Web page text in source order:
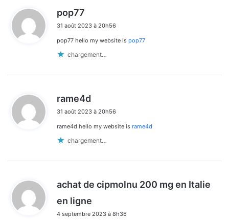
pop77
t
31 août 2023 à 20h56
pop77 hello my website is pop77
chargement…
rame4d
t
31 août 2023 à 20h56
rame4d hello my website is rame4d
chargement…
achat de cipmolnu 200 mg en Italie
en ligne
t
4 septembre 2023 à 8h36